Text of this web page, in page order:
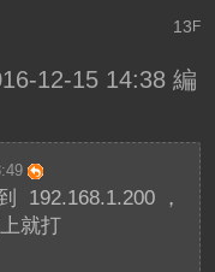
13 F
12-15 14:38 編
192.168.1.200 ，
就打